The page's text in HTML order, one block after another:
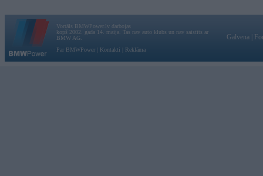
Vortāls BMWPower.lv darbojas
kopš 2002. gada 14. maija. Tas nav auto klubs un nav saistīts ar
BMW AG.
Par BMWPower
Kontakti Reklāma
Galvena